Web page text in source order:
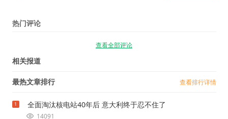
热门评论
查看全部评论
相关报道
最热文章排行 查看排行详情
1 全面淘汰核电站40年后 意大利终于忍不住了
14091